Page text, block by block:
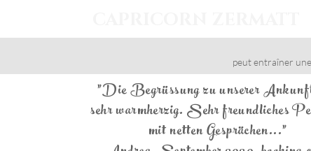
peut entraîner
"Die Begrüssung zu unserer
sehr warmherzig. Sehr freundliches
mit netten Gesprächen..."